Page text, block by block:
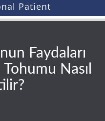
Patient
Faydaları
Nasıl